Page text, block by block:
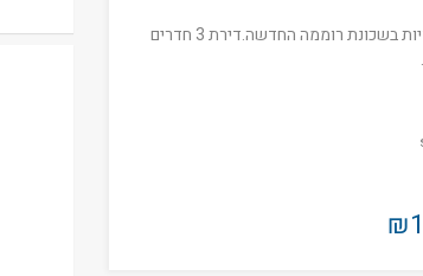
למכירה בבלעדיות בשכונת רוממה החדשה.דירת 3 חדרים